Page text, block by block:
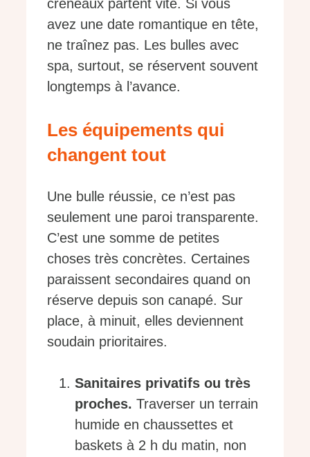
créneaux partent vite. Si vous
avez une date romantique en tête,
ne traînez pas. Les bulles avec
spa, surtout, se réservent souvent
longtemps à l’avance.
Les équipements qui
changent tout
Une bulle réussie, ce n’est pas
seulement une paroi transparente.
C’est une somme de petites
choses très concrètes. Certaines
paraissent secondaires quand on
réserve depuis son canapé. Sur
place, à minuit, elles deviennent
soudain prioritaires.
Sanitaires privatifs ou très
proches. Traverser un terrain
humide en chaussettes et
baskets à 2 h du matin, non